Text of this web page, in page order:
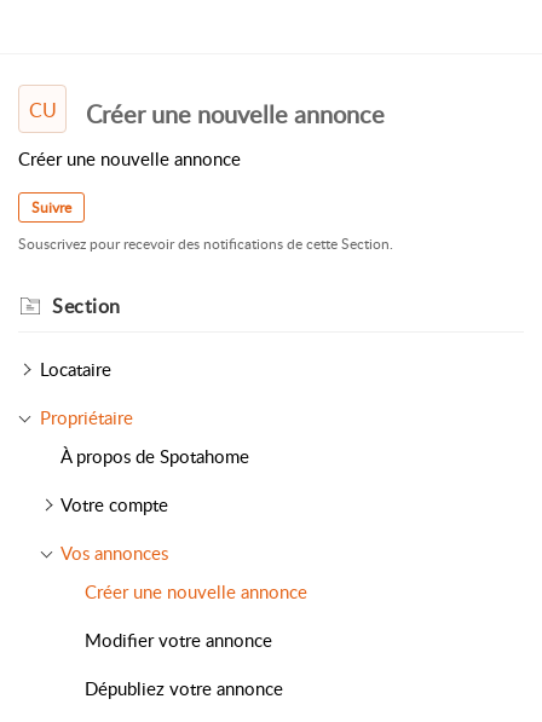
CU Créer une nouvelle annonce
Créer une nouvelle annonce
Suivre
Souscrivez pour recevoir des notifications de cette Section.
Section
Locataire
Propriétaire
À propos de Spotahome
Votre compte
Vos annonces
Créer une nouvelle annonce
Modifier votre annonce
Dépubliez votre annonce